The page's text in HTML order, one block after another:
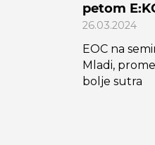
petom
26.03.2024
EOC na
Mladi,
bolje sutra